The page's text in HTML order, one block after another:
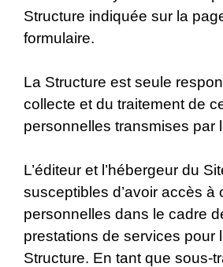
Structure indiquée sur la
formulaire.
La Structure est seule
collecte et du traitement de
personnelles transmises par
L’éditeur et l’hébergeur du
susceptibles d’avoir accès à
personnelles dans le cadre
prestations de services pour
Structure. En tant que sous-